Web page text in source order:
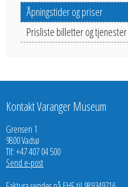
Åpningstider og priser
Prisliste billetter og tjenester
Kontakt Varanger Museum
Grensen 1
9800 Vadsø
Tlf: +47 407 04 500
Send e-post